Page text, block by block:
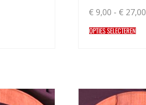
€ 9,00 - € 27,00
OPTIES SELECTEREN